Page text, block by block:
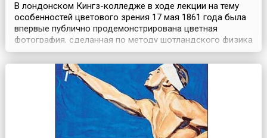
В лондонском Кингз-колледже в ходе лекции на тему
особенностей цветового зрения 17 мая 1861 года была
впервые публично продемонстрирована цветная
фотография, сделанная по методу шотландского физика
Джеймса Максвелла (1831–1879). В качестве
фотографируемого объекта Максвелл выбрал бант из
клетчатой шотландки на фоне черного бархата. Эта
«тартановая лента» («Ленточка из шотландки»; англ. The